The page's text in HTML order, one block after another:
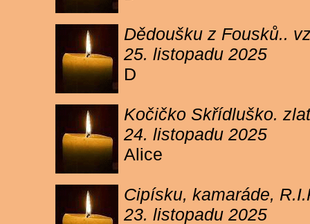
Dědoušku z Fousků..
25. listopadu 2025
D
Kočičko Skřídluško.
24. listopadu 2025
Alice
Cipísku, kamaráde,
23. listopadu 2025